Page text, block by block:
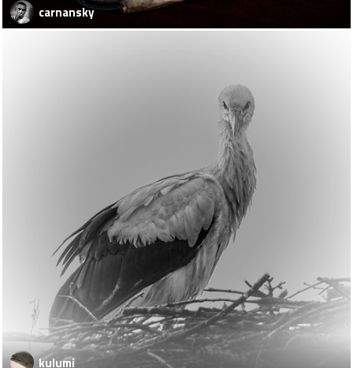
carnansky
kulumi